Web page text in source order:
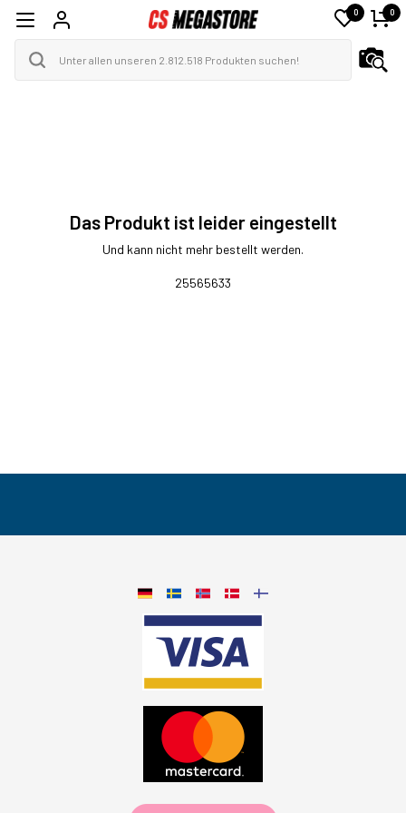
0 0
Das Produkt ist leider eingestellt
Und kann nicht mehr bestellt werden.
25565633